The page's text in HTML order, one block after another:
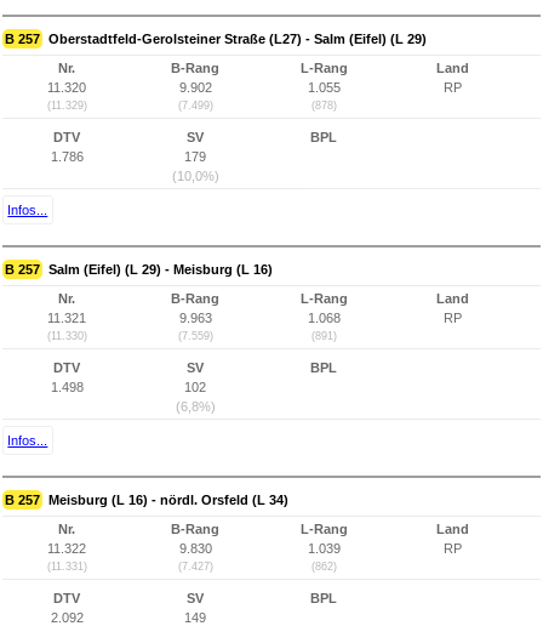
B 257 Oberstadtfeld-Gerolsteiner Straße (L27) - Salm (Eifel) (L 29)
Nr.
11.320
(11.329)
B-Rang
9.902
(7.499)
L-Rang
1.055
(878)
Land
RP
DTV
1.786
SV
179
(10,0%)
BPL
Infos...
B 257 Salm (Eifel) (L 29) - Meisburg (L 16)
Nr.
11.321
(11.330)
B-Rang
9.963
(7.559)
L-Rang
1.068
(891)
Land
RP
DTV
1.498
SV
102
(6,8%)
BPL
Infos...
B 257 Meisburg (L 16) - nördl. Orsfeld (L 34)
Nr.
11.322
(11.331)
B-Rang
9.830
(7.427)
L-Rang
1.039
(862)
Land
RP
DTV
2.092
SV
149
BPL